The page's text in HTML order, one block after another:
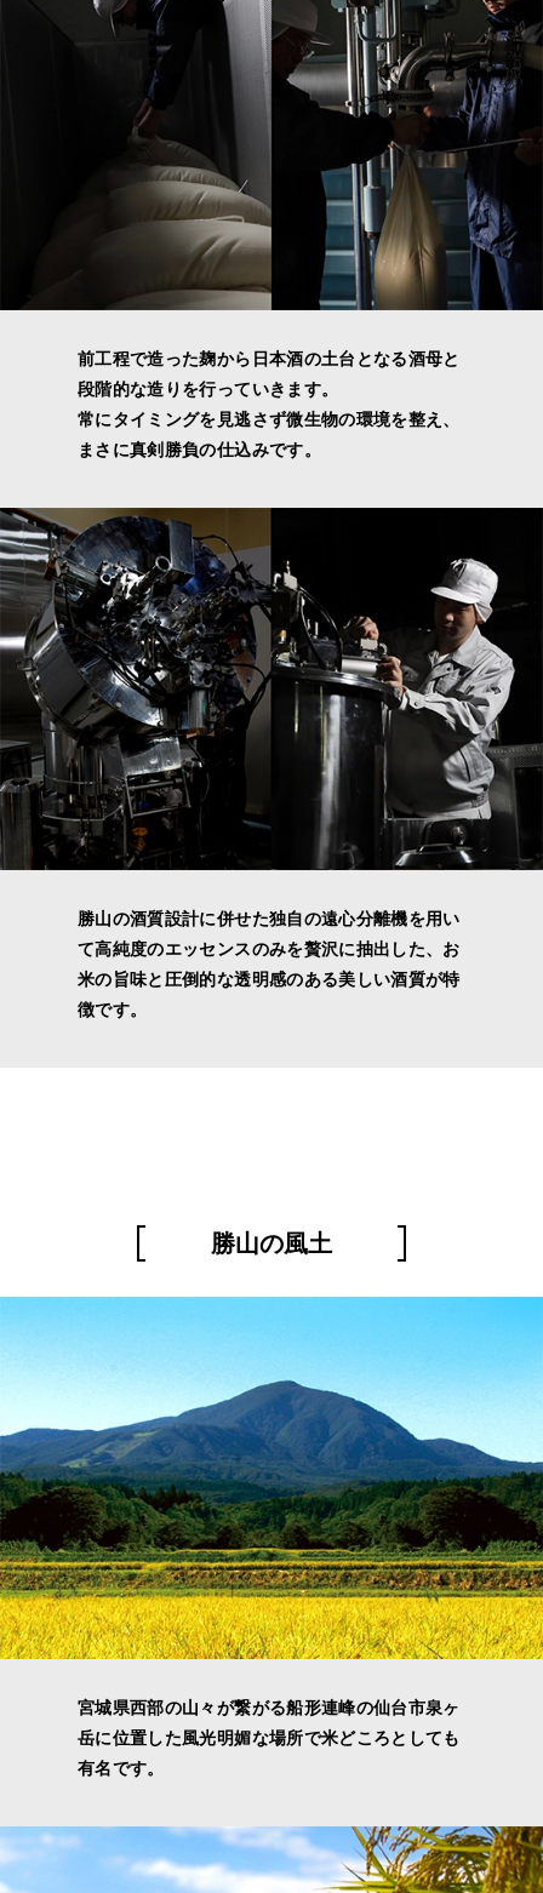
前工程で造った麹から日本酒の土台となる酒母と
段階的な造りを行っていきます。
常にタイミングを見逃さず微生物の環境を整え、
まさに真剣勝負の仕込みです。
勝山の酒質設計に併せた独自の遠心分離機を用い
て高純度のエッセンスのみを贅沢に抽出した、お
米の旨味と圧倒的な透明感のある美しい酒質が特
徴です。
勝山の風土
宮城県西部の山々が繋がる船形連峰の仙台市泉ヶ
岳に位置した風光明媚な場所で米どころとしても
有名です。